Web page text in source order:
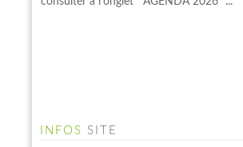
INFOS SITE